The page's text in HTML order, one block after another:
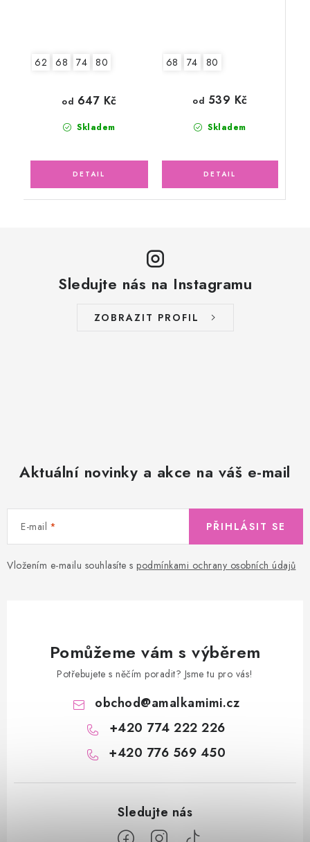
62 68 74 80
Skladem
od 647 Kč
68 74 80
Skladem
od 539 Kč
Sledujte nás na Instagramu
ZOBRAZIT PROFIL
Aktuální novinky a akce na váš e-mail
E-mail
Vložením e-mailu souhlasíte s podmínkami ochrany osobních údajů
PŘIHLÁSIT SE
Pomůžeme vám s výběrem
Potřebujete s něčím poradit? Jsme tu pro vás!
obchod@amalkamimi.cz
+420 774 222 226
+420 776 569 450